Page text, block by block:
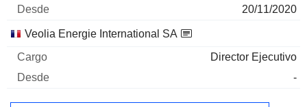
20/11/2020
Veolia Energie International SA
Director Ejecutivo
-